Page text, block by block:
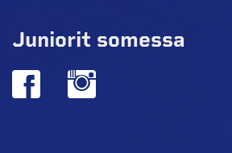
Juniorit somessa